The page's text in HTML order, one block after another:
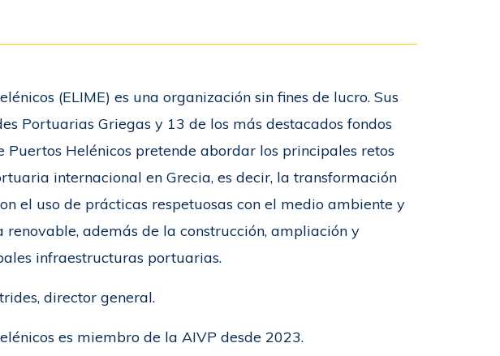
(ELIME) es una organización sin fines de lucro. Sus
Portuarias Griegas y 13 de los más destacados fondos
Puertos Helénicos pretende abordar los principales retos
internacional en Grecia, es decir, la transformación
el uso de prácticas respetuosas con el medio ambiente y
renovable, además de la construcción, ampliación y
infraestructuras portuarias.
director general.
es miembro de la AIVP desde 2023.